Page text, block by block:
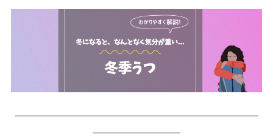
━━━━━━━━━━━━━━━━━━━━━━━━━
━━━━━━━━━